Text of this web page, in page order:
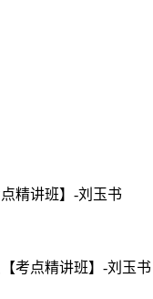
精讲班】-刘玉书
考点精讲班】-刘玉书